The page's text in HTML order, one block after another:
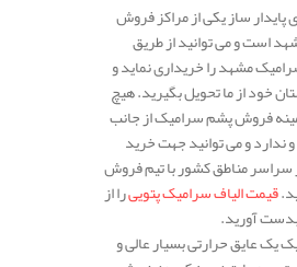
پایدار ساز یکی از مراکز فروش
است و می توانید از طریق
مشهد را خریداری نماید و
خود از ما تحویل بگیرید. هیچ
فروش پشم سرامیک از جانب
ندارد و می توانید جهت خرید
سراسر مناطق کشور با تیم فروش
قیمت الیاف سرامیک پتوییرا از
آورید.
یک عایق حرارتی بسیار عالی و